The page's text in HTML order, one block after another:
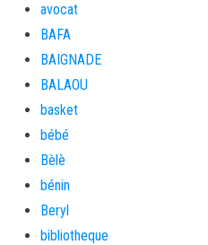
avocat
BAFA
BAIGNADE
BALAOU
basket
bébé
Bèlè
bénin
Beryl
bibliotheque